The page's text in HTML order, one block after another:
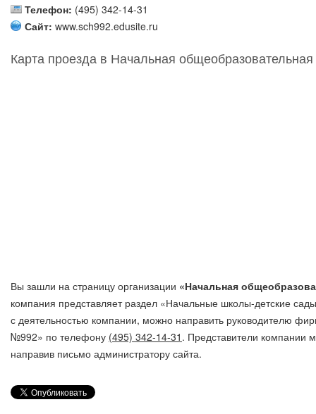
Телефон: (495) 342-14-31
Сайт: www.sch992.edusite.ru
Карта проезда в Начальная
Вы зашли на страницу организации «Начальная
компания представляет раздел «Начальные школы-детские
с деятельностью компании, можно направить руководителю
№992» по телефону (495) 342-14-31 . Представители компании
направив письмо администратору сайта.